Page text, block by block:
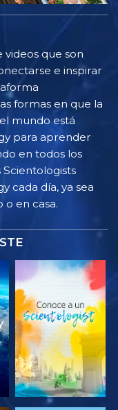
videos que son
e inspirar
formas en que la
mundo está
para aprender
en todos los
Scientologists
cada día, ya sea
o en casa.